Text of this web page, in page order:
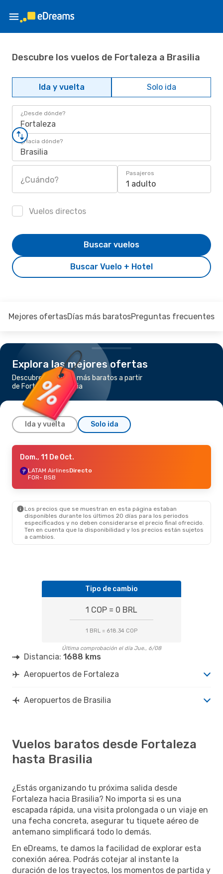
Descubre los vuelos de Fortaleza a Brasilia
Ida y vuelta Solo ida
¿Desde dónde?
Fortaleza
¿Hacia dónde?
Brasilia
¿Cuándo?
Pasajeros
1 adulto
Vuelos directos
Buscar Vuelo + Hotel
Buscar vuelos
Mejores ofertasDías más baratosPreguntas frecuentes
Explora las mejores ofertas
Descubre los vuelos más baratos a partir
de Fortaleza a Brasilia
Ida y vuelta Solo ida
Dom., 11 De Oct.
LATAM AirlinesDirecto
FOR- BSB
BSB- FOR
Dom., 11 De Oct.
LATAM AirlinesDirecto
FOR- BSB
Los precios que se muestran en esta página estaban
disponibles durante los últimos 20 días para los periodos
especificados y no deben considerarse el precio final ofrecido.
Ten en cuenta que la disponibilidad y los precios están sujetos
a cambios.
Tipo de cambio
1 COP = 0 BRL
1 BRL = 618.34 COP
Última comprobación el día Jue., 6/08
Distancia: 1688 kms
Aeropuertos de Fortaleza
Aeropuertos de Brasilia
Vuelos baratos desde Fortaleza
hasta Brasilia
¿Estás organizando tu próxima salida desde
Fortaleza hacia Brasilia? No importa si es una
escapada rápida, una visita prolongada o un viaje en
una fecha concreta, asegurar tu tiquete aéreo de
antemano simplificará todo lo demás.
En eDreams, te damos la facilidad de explorar esta
conexión aérea. Podrás cotejar al instante la
duración de los trayectos, los momentos de partida y